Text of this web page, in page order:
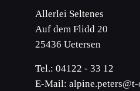
Allerlei Seltenes
Auf dem Flidd 20
25436 Uetersen
Tel.: 04122 - 33 12
E-Mail: